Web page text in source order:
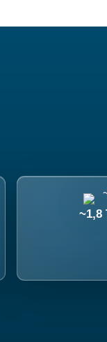
~1,8